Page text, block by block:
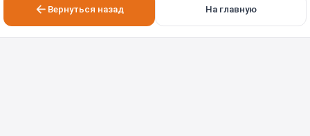
Вернуться назад На главную